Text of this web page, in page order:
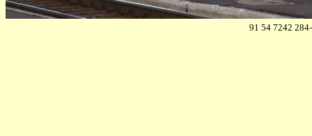
91 54 7242